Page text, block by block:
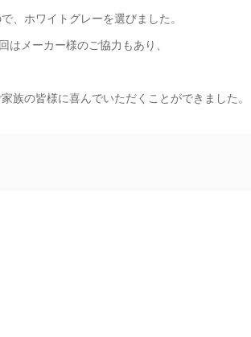
、ホワイトグレーを選びました。
メーカー様のご協力もあり、
族の皆様に喜んでいただくことができました。